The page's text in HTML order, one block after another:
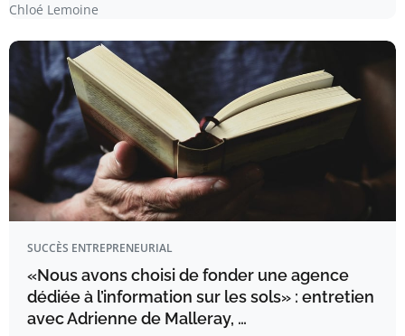
Chloé Lemoine
SUCCÈS ENTREPRENEURIAL
«Nous avons choisi de fonder une agence
dédiée à l’information sur les sols» : entretien
avec Adrienne de Malleray, …